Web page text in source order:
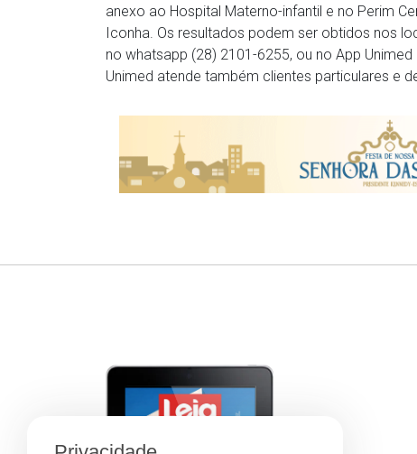
anexo ao Hospital Materno-infantil e no Perim
Iconha. Os resultados podem ser obtidos nos
no whatsapp (28) 2101-6255, ou no App
Unimed atende também clientes particulares e